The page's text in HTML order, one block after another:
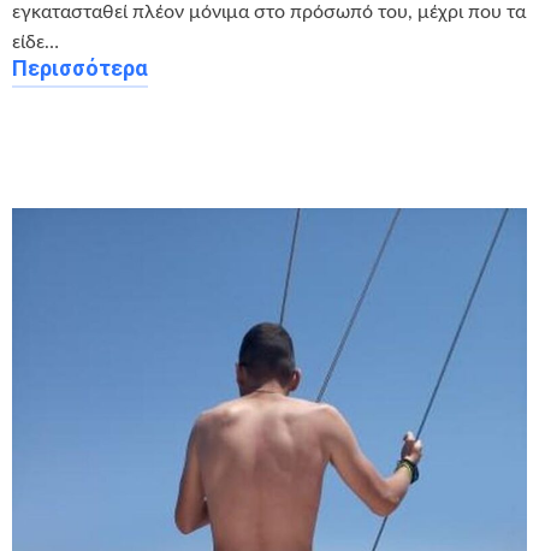
εγκατασταθεί πλέον μόνιμα στο πρόσωπό του, μέχρι που τα
είδε…
Περισσότερα